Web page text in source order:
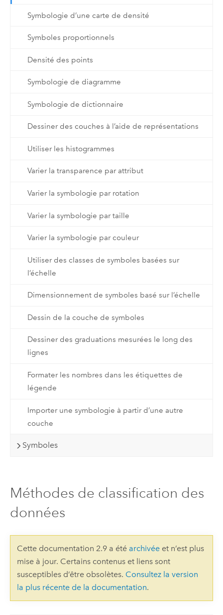
Symbologie d’une carte de densité
Symboles proportionnels
Densité des points
Symbologie de diagramme
Symbologie de dictionnaire
Dessiner des couches à l’aide de représentations
Utiliser les histogrammes
Varier la transparence par attribut
Varier la symbologie par rotation
Varier la symbologie par taille
Varier la symbologie par couleur
Utiliser des classes de symboles basées sur
l’échelle
Dimensionnement de symboles basé sur l’échelle
Dessin de la couche de symboles
Dessiner des graduations mesurées le long des
lignes
Formater les nombres dans les étiquettes de
légende
Importer une symbologie à partir d’une autre
couche
Symboles
Méthodes de classification des
données
Cette documentation 2.9 a été archivéeet n’est plus
mise à jour. Certains contenus et liens sont
susceptibles d’être obsolètes. Consultez la version
la plus récente de la documentation.